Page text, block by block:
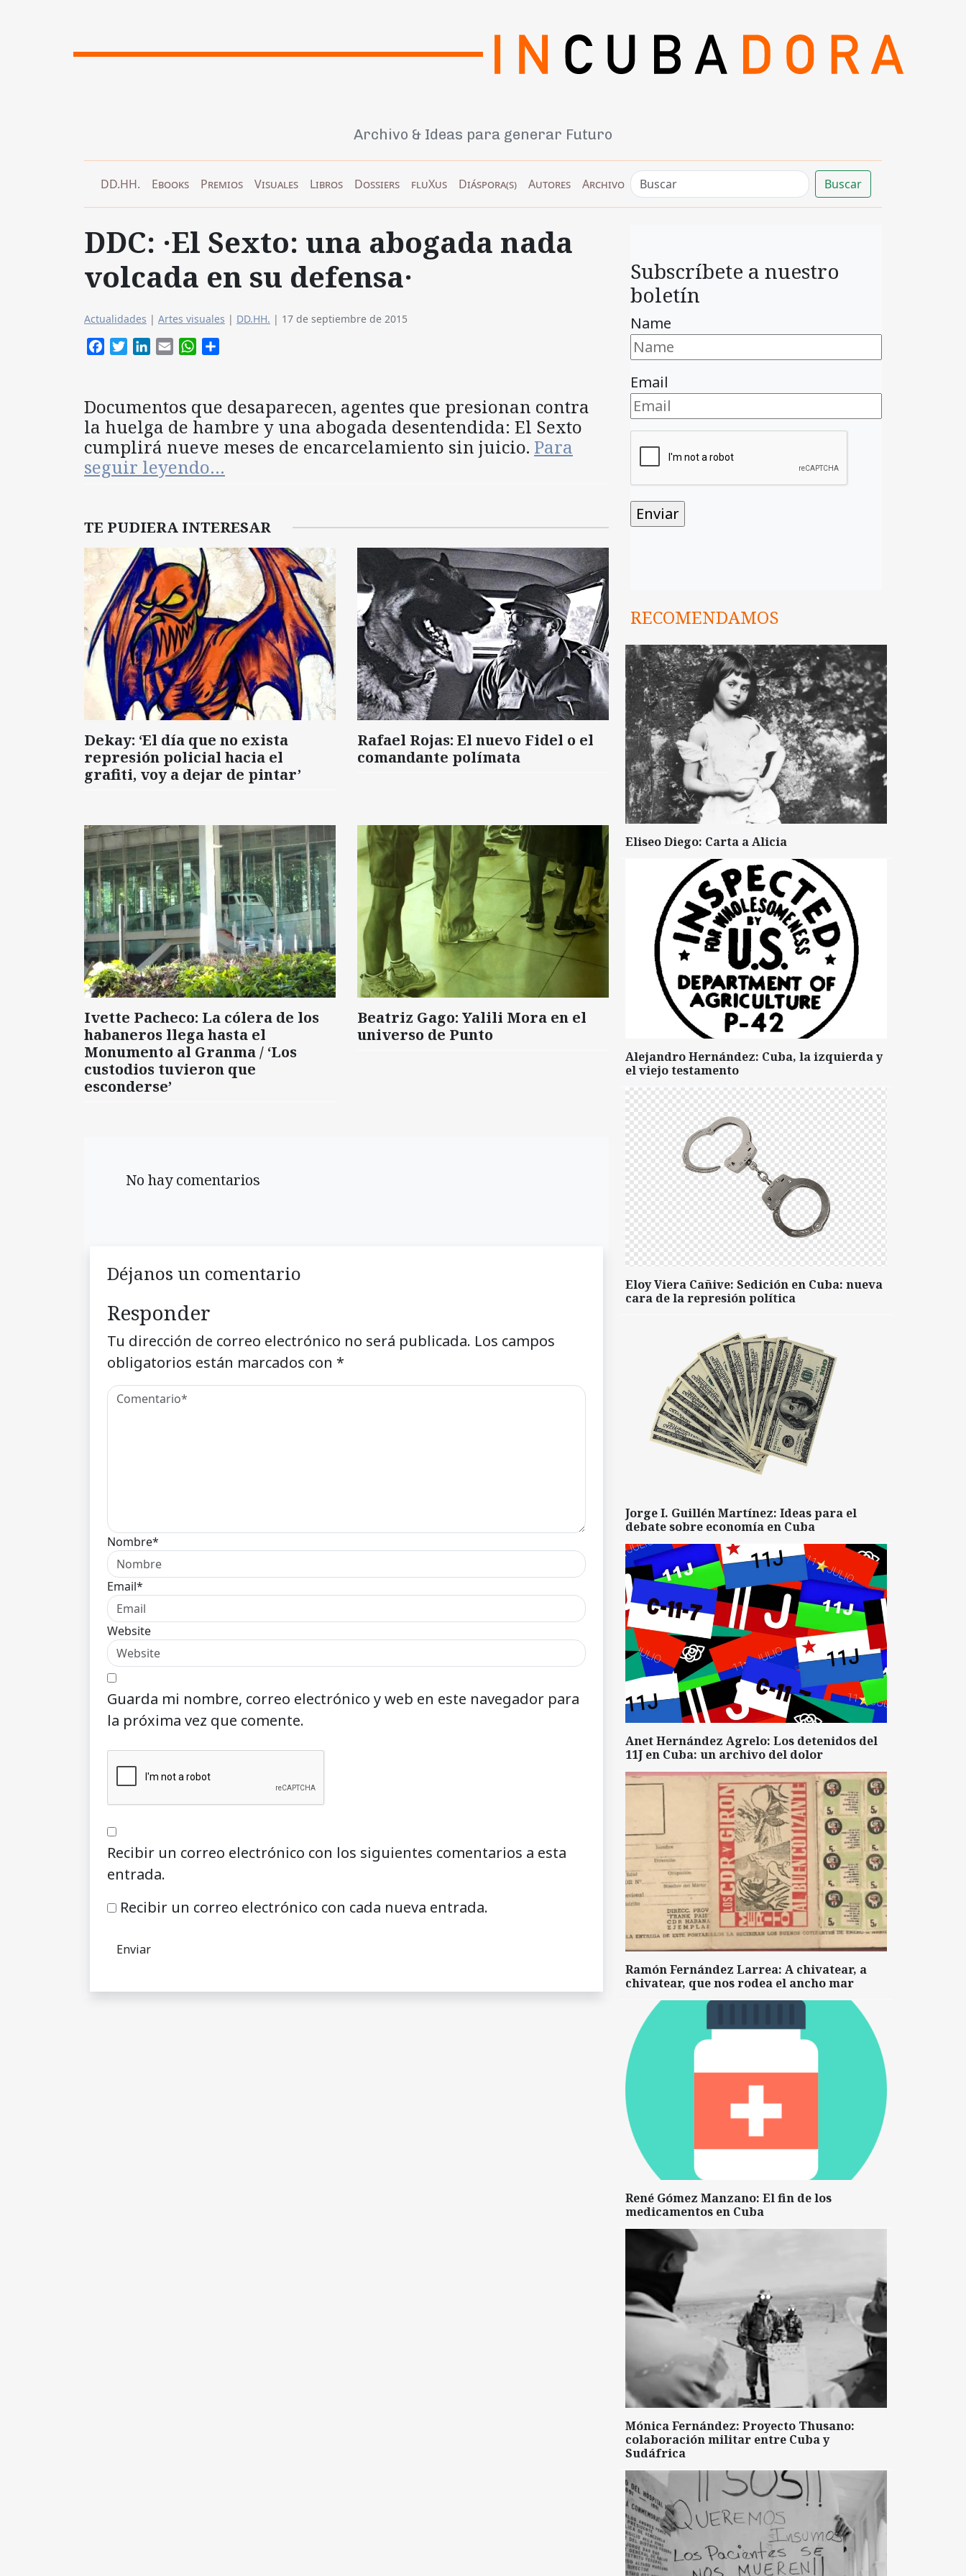
Archivo & Ideas para generar Futuro
DD.HH. Ebooks Premios Visuales Libros Dossiers fluXus Diáspora(s) Autores Archivo Buscar
DDC: ·El Sexto: una abogada nada
volcada en su defensa·
Actualidades | Artes visuales | DD.HH. | 17 de septiembre de 2015
FacebookTwitterLinkedIn
Email WhatsApp
Documentos que desaparecen, agentes que presionan contra
la huelga de hambre y una abogada desentendida: El Sexto
cumplirá nueve meses de encarcelamiento sin juicio. Para
seguir leyendo…
TE PUDIERA INTERESAR
Dekay: ‘El día que no exista
represión policial hacia el
grafiti, voy a dejar de pintar’
Rafael Rojas: El nuevo Fidel o el
comandante polímata
Ivette Pacheco: La cólera de los
habaneros llega hasta el
Monumento al Granma / ‘Los
custodios tuvieron que
esconderse’
Beatriz Gago: Yalili Mora en el
universo de Punto
No hay comentarios
Déjanos un comentario
Responder
Tu dirección de correo electrónico no será publicada. Los campos
obligatorios están marcados con *
Nombre*
Email*
Website
Guarda mi nombre, correo electrónico y web en este navegador para
la próxima vez que comente.
Recibir un correo electrónico con los siguientes comentarios a esta
entrada.
Recibir un correo electrónico con cada nueva entrada.
Subscríbete a nuestro
boletín
Name
Email
RECOMENDAMOS
Eliseo Diego: Carta a Alicia
Alejandro Hernández: Cuba, la izquierda y
el viejo testamento
Eloy Viera Cañive: Sedición en Cuba: nueva
cara de la represión política
Jorge I. Guillén Martínez: Ideas para el
debate sobre economía en Cuba
Anet Hernández Agrelo: Los detenidos del
11J en Cuba: un archivo del dolor
Ramón Fernández Larrea: A chivatear, a
chivatear, que nos rodea el ancho mar
René Gómez Manzano: El fin de los
medicamentos en Cuba
Mónica Fernández: Proyecto Thusano:
colaboración militar entre Cuba y
Sudáfrica